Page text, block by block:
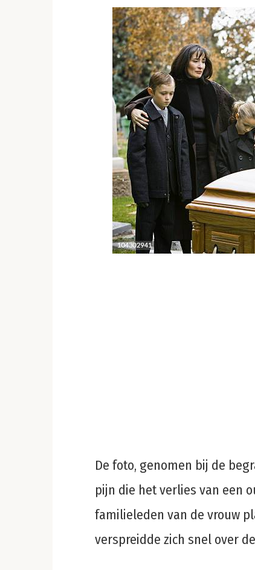
De foto, genomen bij de
pijn die het verlies van een
familieleden van de vrouw
verspreidde zich snel over